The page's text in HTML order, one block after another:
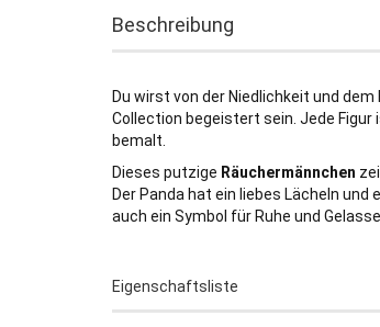
Beschreibung
Du wirst von der Niedlichkeit und
Collection begeistert sein. Jede
bemalt.
Dieses putzige Räuchermännchen
Der Panda hat ein liebes Lächeln
auch ein Symbol für Ruhe und
Eigenschaftsliste